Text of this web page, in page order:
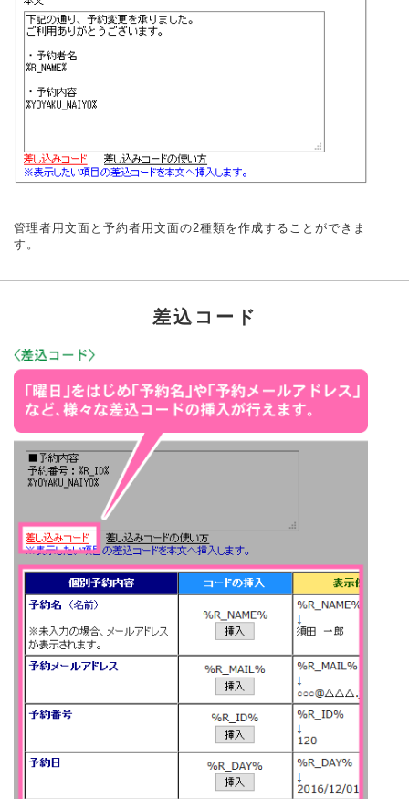
管理者用文面と予約者用文面の2種類を作成することができま
す。
差込コード